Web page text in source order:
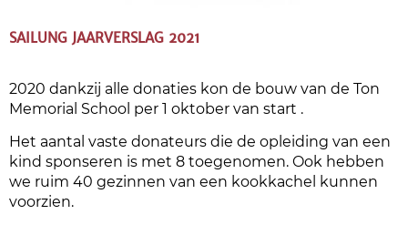
SAILUNG JAARVERSLAG 2021
2020 dankzij alle donaties kon de bouw van de Ton
Memorial School per 1 oktober van start .
Het aantal vaste donateurs die de opleiding van een
kind sponseren is met 8 toegenomen. Ook hebben
we ruim 40 gezinnen van een kookkachel kunnen
voorzien.